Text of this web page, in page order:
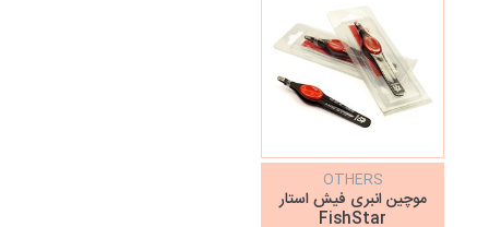
OTHERS
موچین انبری فیش استار
FishStar